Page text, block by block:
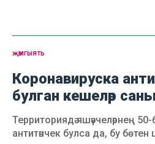
җәмгыять
Коронавируска
булган кешеләр
Территориядә яшәүчеләрнең
антитәнчек булса да, бу бөтен